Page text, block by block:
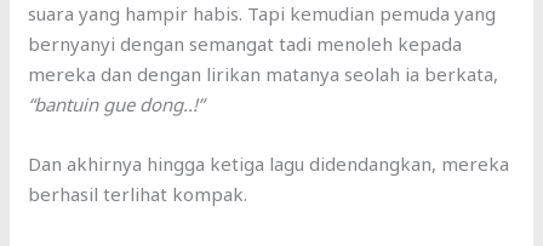
suara yang hampir habis. Tapi kemudian pemuda yang
bernyanyi dengan semangat tadi menoleh kepada
mereka dan dengan lirikan matanya seolah ia berkata,
“bantuin gue dong..!”
Dan akhirnya hingga ketiga lagu didendangkan, mereka
berhasil terlihat kompak.